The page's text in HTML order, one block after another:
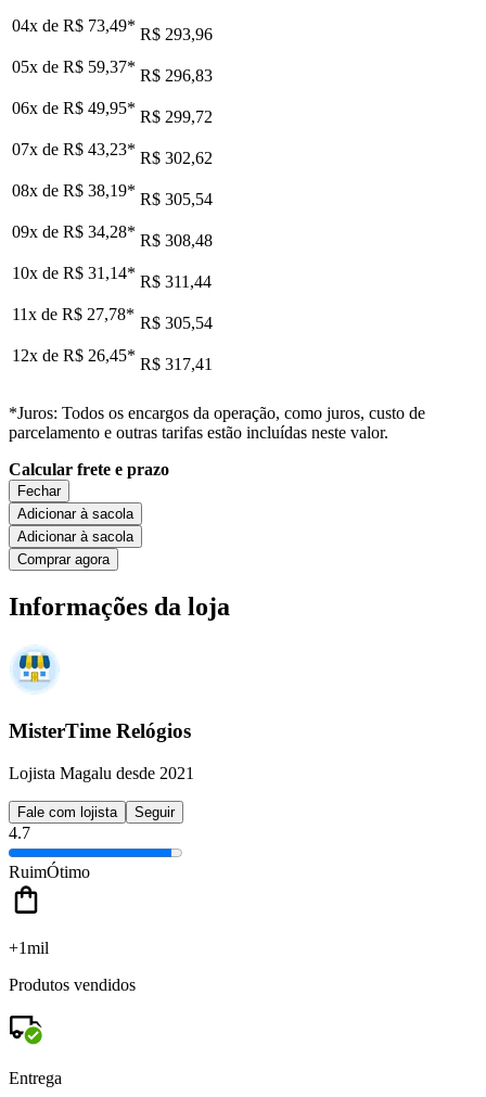
04x de R$ 73,49* R$ 293,96
05x de R$ 59,37* R$ 296,83
06x de R$ 49,95* R$ 299,72
07x de R$ 43,23* R$ 302,62
08x de R$ 38,19* R$ 305,54
09x de R$ 34,28* R$ 308,48
10x de R$ 31,14* R$ 311,44
11x de R$ 27,78* R$ 305,54
12x de R$ 26,45* R$ 317,41
*Juros: Todos os encargos da operação, como juros, custo de
parcelamento e outras tarifas estão incluídas neste valor.
Calcular frete e prazo
Fechar
Adicionar à sacola
Adicionar à sacola
Comprar agora
Informações da loja
MisterTime Relógios
Lojista Magalu desde 2021
Fale com lojista Seguir
4.7
RuimÓtimo
+1mil
Produtos vendidos
Entrega